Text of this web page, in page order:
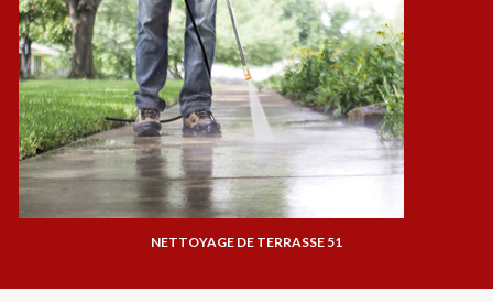
NETTOYAGE DE TERRASSE 51